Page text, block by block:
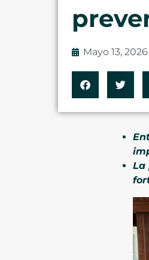
Mayo 13, 2026
La